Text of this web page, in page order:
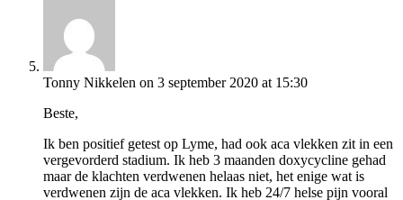
Tonny Nikkelen on 3 september 2020 at 15:30
Beste,
Ik ben positief getest op Lyme, had ook aca vlekken zit in een
vergevorderd stadium. Ik heb 3 maanden doxycycline gehad
maar de klachten verdwenen helaas niet, het enige wat is
verdwenen zijn de aca vlekken. Ik heb 24/7 helse pijn vooral